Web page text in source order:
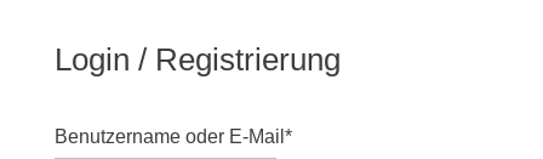
Login / Registrierung
Benutzername oder E-Mail *